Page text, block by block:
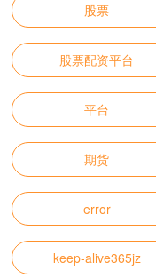
股票
股票配资平台
平台
期货
error
keep-alive365jz